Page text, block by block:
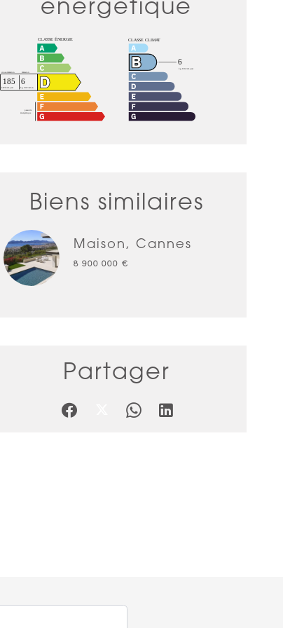
énergétique
Biens similaires
Maison, Cannes
8 900 000 €
Partager